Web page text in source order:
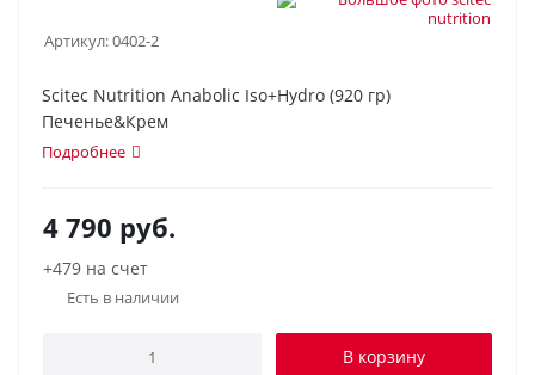
Артикул:0402-2
Scitec Nutrition Anabolic Iso+Hydro (920 гр)
Печенье&Крем
Подробнее
4 790 руб.
+479 на счет
Есть в наличии
В корзину